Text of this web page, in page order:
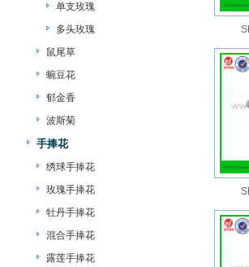
单支玫瑰
多头玫瑰
鼠尾草
蜿豆花
郁金香
波斯菊
手捧花
绣球手捧花
玫瑰手捧花
牡丹手捧花
混合手捧花
露莲手捧花